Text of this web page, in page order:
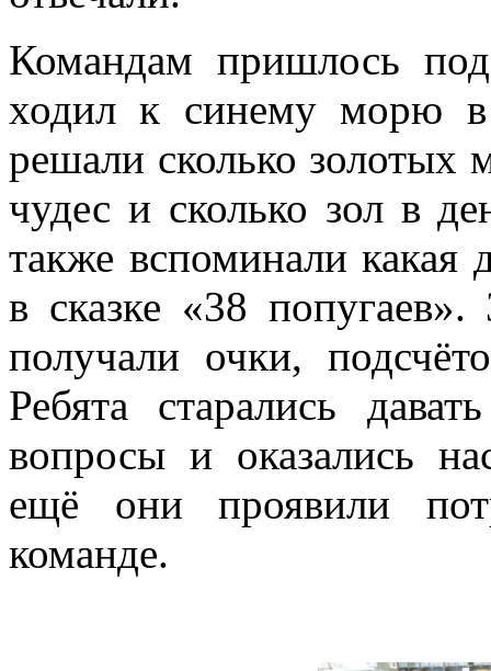
Командам пришлось
ходил к синему морю
решали сколько золотых
чудес и сколько зол в
также вспоминали какая
в сказке «38 попугаев».
получали очки,
Ребята старались
вопросы и оказались
ещё они проявили
команде.